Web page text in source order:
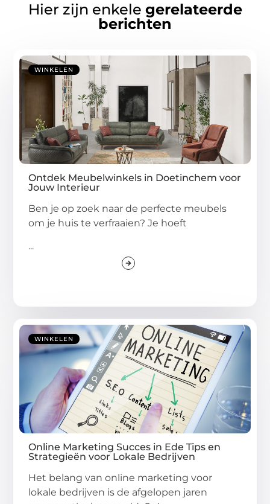
Hier zijn enkele gerelateerde
berichten
WINKELEN
Ontdek Meubelwinkels in Doetinchem voor
Jouw Interieur
Ben je op zoek naar de perfecte meubels
om je huis te verfraaien? Je hoeft
...
WINKELEN
Online Marketing Succes in Ede Tips en
Strategieën voor Lokale Bedrijven
Het belang van online marketing voor
lokale bedrijven is de afgelopen jaren